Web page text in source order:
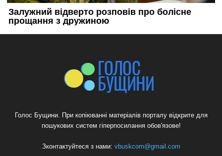
Голос Бущини. При копіюванні матеріалів порталу відкрите для
пошукових систем гіперпосилання обов'язове!
Зконтактуйтеся з нами: vbuskcom@gmail.com